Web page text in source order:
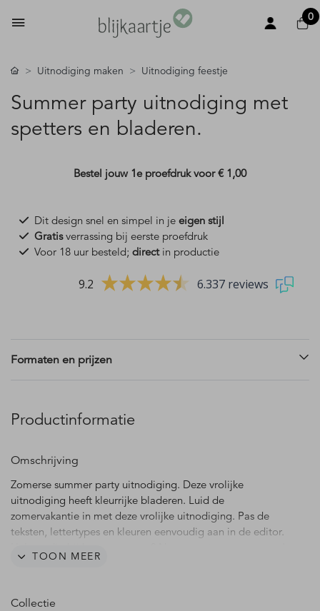
0
Uitnodiging maken Uitnodiging feestje
Summer party uitnodiging met
spetters en bladeren.
Bestel jouw 1e proefdruk voor€ 1,00
Dit design snel en simpel in je eigen stijl
Gratisverrassing bij eerste proefdruk
Voor 18 uur besteld; directin productie
9.2 6.337 reviews
Formaten en prijzen
Productinformatie
Omschrijving
Zomerse summer party uitnodiging. Deze vrolijke
uitnodiging heeft kleurrijke bladeren. Luid de
zomervakantie in met deze vrolijke uitnodiging. Pas de
teksten, lettertypes en kleuren eenvoudig aan in de editor.
TOON MEER
Collectie